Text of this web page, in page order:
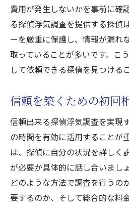
費用が発生しないかを事前に確
る探偵浮気調査を提供する探偵
ーを厳重に保護し、情報が漏れ
取っていることが多いです。こ
して依頼できる探偵を見つける
信頼を築くための初回
信頼出来る探偵浮気調査を実現
の時間を有効に活用することが
は、探偵に自分の状況を詳しく
が必要か具体的に話し合いまし
どのような方法で調査を行うの
要するのか、そして総合的な料